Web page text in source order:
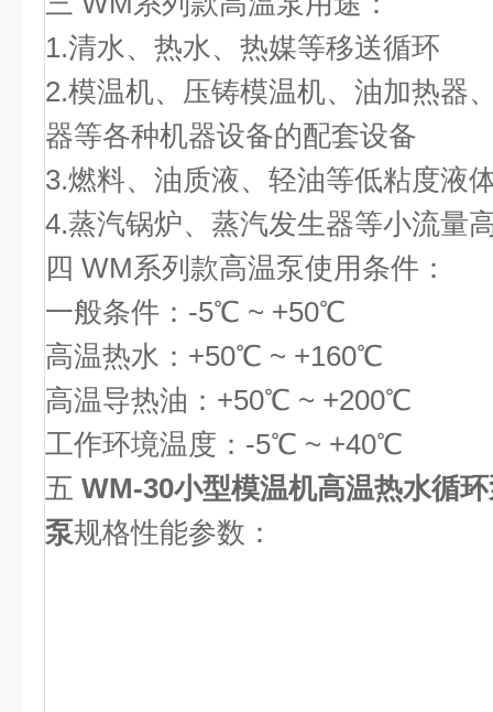
1.清水、热水、热媒等移送循环
2.模温机、压铸模温机、油加热器
器等各种机器设备的配套设备
3.燃料、油质液、轻油等低粘度液
4.蒸汽锅炉、蒸汽发生器等小流量
四 WM系列款高温泵使用条件：
一般条件：-5℃ ~ +50℃
高温热水：+50℃ ~ +160℃
高温导热油：+50℃ ~ +200℃
工作环境温度：-5℃ ~ +40℃
五 WM-30小型模温机高温热水循
泵规格性能参数：